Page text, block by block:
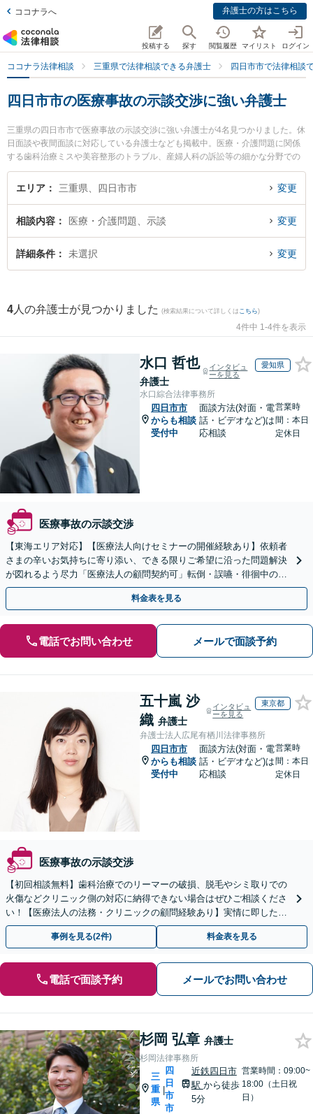
ココナラへ 弁護士の方はこちら
投稿する 探す 閲覧履歴 マイリスト ログイン
ココナラ法律相談 三重県で法律相談できる弁護士 四日市市で法律相談
四日市市の医療事故の示談交渉に強い弁護士
三重県の四日市市で医療事故の示談交渉に強い弁護士が4名見つかりました。休
日面談や夜間面談に対応している弁護士なども掲載中。医療・介護問題に関係
する歯科治療ミスや美容整形のトラブル、産婦人科の訴訟等の細かな分野での
絞り込み検索もでき便利です。特に杉岡法律事務所の杉岡 弘章弁護士や四日市
SG法律事務所の伊藤 朋紀弁護士、北勢綜合法律事務所の早川 忠宏弁護士のプ
たい』『医療事故の示談交渉のトラブル解決の実績豊富な近くの弁護士を検索
したい』『初回相談無料で医療事故の示談交渉を法律相談できる四日市市内の
弁護士に相談予約したい』などでお困りの相談者さんにおすすめです。
エリア 三重県、四日市市 変更
相談内容 医療・介護問題、示談 変更
詳細条件 未選択 変更
4 人の弁護士が見つかりました (検索結果について詳しくは こちら)
4件中 1-4件を表示
水口 哲也
弁護士
インタビュ
ーを見る
愛知県
水口綜合法律事務所
四日市市
からも相談
受付中
面談方法(対面・電
話・ビデオなど)は
応相談
営業時
間：本日
定休日
医療事故の示談交渉
【東海エリア対応】【医療法人向けセミナーの開催経験あり】依頼者
さまの辛いお気持ちに寄り添い、できる限りご希望に沿った問題解決
が図れるよう尽力「医療法人の顧問契約可」転倒・誤嚥・徘徊中の事
故など、介護事故のご相談も対応【休日・夜間相談可】
料金表を見る
電話でお問い合わせ メールで面談予約
五十嵐 沙
織 弁護士
インタビュ
ーを見る
東京都
弁護士法人広尾有栖川法律事務所
四日市市
からも相談
受付中
面談方法(対面・電
話・ビデオなど)は
応相談
営業時
間：本日
定休日
医療事故の示談交渉
【初回相談無料】歯科治療でのリーマーの破損、脱毛やシミ取りでの
火傷などクリニック側の対応に納得できない場合はぜひご相談くださ
い！【医療法人の法務・クリニックの顧問経験あり】実情に即したア
ドバイスで、納得のできるトラブルの解決を目指します。
事例を見る(2件) 料金表を見る
電話で面談予約 メールでお問い合わせ
杉岡 弘章 弁護士
杉岡法律事務所
三
重
県
|
四
日
市
市
近鉄四日市
駅 から徒歩
5分
営業時間：09:00~
18:00（土日祝
日）